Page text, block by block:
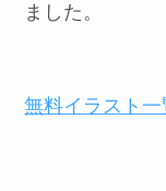
ました。
無料イラスト